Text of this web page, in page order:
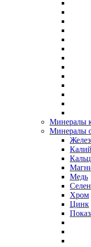
Минералы
Минералы
Калий
Медь
Селен
Хром
Цинк